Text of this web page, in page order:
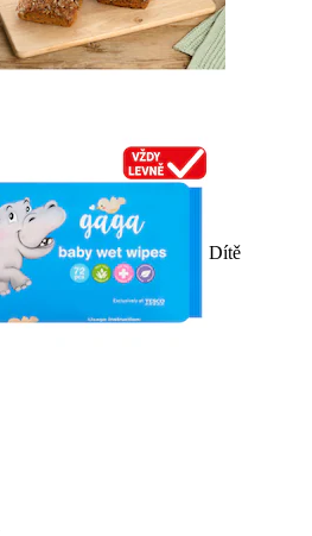
Dítě